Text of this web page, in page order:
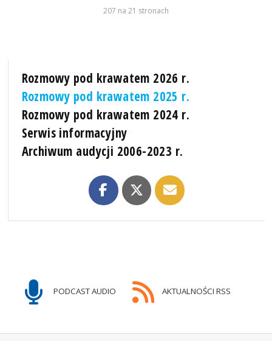
207 na 21 stronach
Rozmowy pod krawatem 2026 r.
Rozmowy pod krawatem 2025 r.
Rozmowy pod krawatem 2024 r.
Serwis informacyjny
Archiwum audycji 2006-2023 r.
PODCAST AUDIO AKTUALNOŚCI RSS